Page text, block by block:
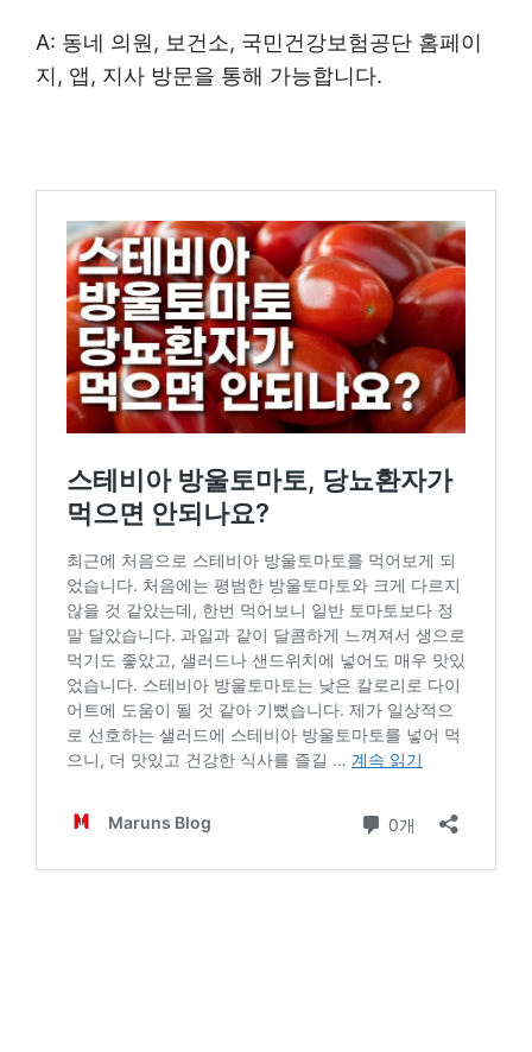
A: 동네 의원, 보건소, 국민건강보험공단 홈페이
지, 앱, 지사 방문을 통해 가능합니다.